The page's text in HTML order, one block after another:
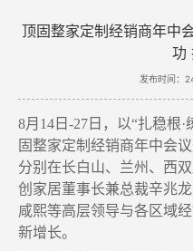
顶固整家定制经销商年中
功
发布时间：
8月14日-27日，以“扎稳根·
固整家定制经销商年中会
分别在长白山、兰州、西
创家居董事长兼总裁辛兆
咸熙等高层领导与各区域
新增长。